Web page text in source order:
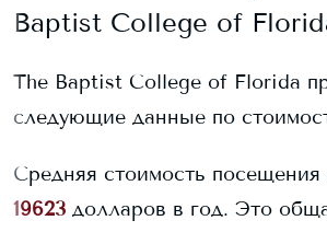
Baptist College of
The Baptist College of Florida
следующие данные по
Средняя стоимость посещения
19623 долларов в год. Это